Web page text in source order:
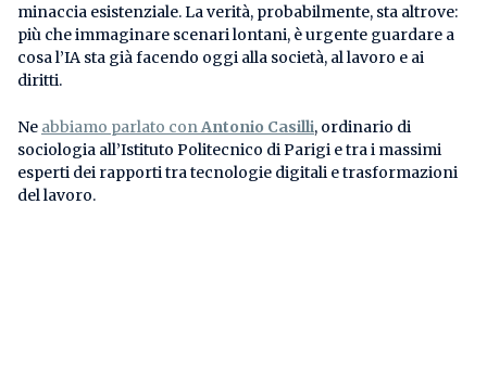
minaccia esistenziale. La verità, probabilmente, sta altrove:
più che immaginare scenari lontani, è urgente guardare a
cosa l’IA sta già facendo oggi alla società, al lavoro e ai
diritti.
Ne abbiamo parlato conAntonio Casilli, ordinario di
sociologia all’Istituto Politecnico di Parigi e tra i massimi
esperti dei rapporti tra tecnologie digitali e trasformazioni
del lavoro.